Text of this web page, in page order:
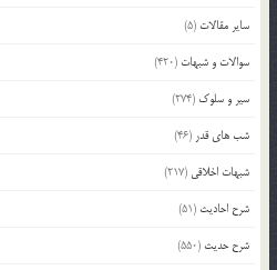
سایر مقالات (5)
سوالات و شبهات (420)
سیر و سلوک (274)
شب های قدر (46)
شبهات اخلاقی (217)
شرح احادیث (51)
شرح حدیث (550)